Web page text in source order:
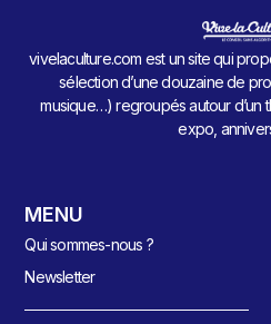
vivelaculture.com est un site qui
sélection d’une douzaine de
musique…) regroupés autour d’un
expo,
MENU
Qui sommes-nous ?
Newsletter